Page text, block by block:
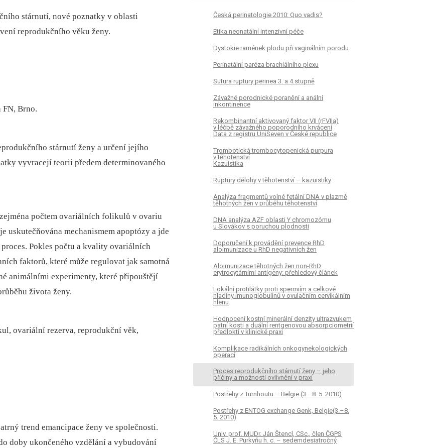
stárnutí, nové poznatky v oblasti
reprodukčního věku ženy.
Brno.
stárnutí ženy a určení jejího
vyvracejí teorii předem determinovaného
počtem ovariálních folikulů v ovariu
uskutečňována mechanismem apoptózy a jde
Pokles počtu a kvality ovariálních
faktorů, které může regulovat jak samotná
animálními experimenty, které připouštějí
života ženy.
ovariální rezerva, reprodukční věk,
trend emancipace ženy ve společnosti.
doby ukončeného vzdělání a vybudování
Česká perinatologie 2010: Quo vadis?
Etika neonatální intenzivní péče
Dystokie ramének plodu při vaginálním porodu
Perinatální paréza brachiálního plexu
Sutura ruptury perinea 3. a 4.stupně
Závažné porodnické poranění a anální
inkontinence
Rekombinantní aktivovaný faktor VII (rFVIIa)
v léčbě závažného poporodního krvácení
Data z registru UniSeven v České republice
Trombotická trombocytopenická purpura
v těhotenství
Kazuistika
Ruptury dělohy v těhotenství – kazuistiky
Analýza fragmentů volné fetální DNA v plazmě
těhotných žen v průběhu těhotenství
DNA analýza AZF oblasti Y chromozómu
u Slovákov s poruchou plodnosti
Doporučení k provádění prevence RhD
aloimunizace u RhD negativních žen
Aloimunizace těhotných žen non-RhD
erytrocytárními antigeny: přehledový článek
Lokální protilátky proti spermiím a celkové
hladiny imunoglobulinů v ovulačním cervikálním
hlenu
Hodnocení kostní minerální denzity ultrazvukem
patní kosti a duální rentgenovou absorpciometrií
předloktí v klinické praxi
Komplikace radikálních onkogynekologických
operací
Proces reprodukčního stárnutí ženy – jeho
příčiny a možnosti ovlivnění v praxi
Postřehy z Turnhoutu – Belgie (3.–8. 5. 2010)
Postřehy z ENTOG exchange Genk, Belgie(3.–8.
5. 2010)
Univ. prof. MUDr. Ján Štencl, CSc., člen ČGPS
ČLS J. E. Purkyňu h. c. – sedemdesiatročný